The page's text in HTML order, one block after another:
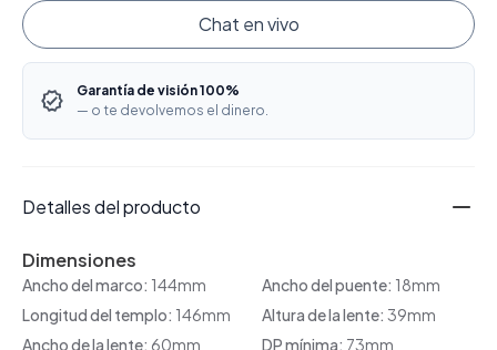
Chat en vivo
Garantía de visión 100%
— o te devolvemos el dinero.
Detalles del producto
Dimensiones
Ancho del marco: 144mm Ancho del puente: 18mm
Longitud del templo: 146mm Altura de la lente: 39mm
Ancho de la lente: 60mm DP mínima: 73mm